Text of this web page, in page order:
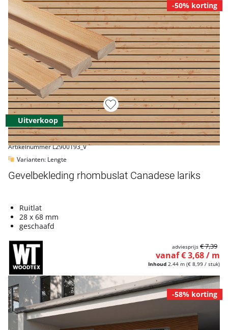
-50% korting
Uitverkoop
Artikelnummer L2900193_V
Varianten: Lengte
Gevelbekleding rhombuslat Canadese lariks
Ruitlat
28 x 68 mm
geschaafd
Inhoud 2.44 m (€ 8,99 / stuk)
vanaf € 3,68 / m
adviesprijs € 7,39
-58% korting